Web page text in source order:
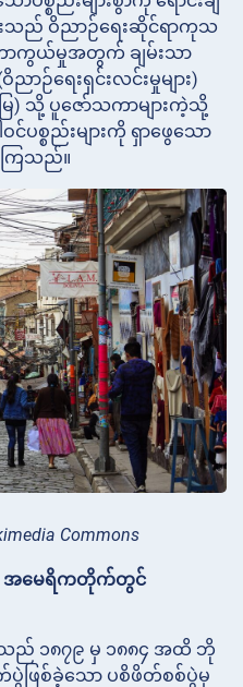
းသည် ဝိညာဉ်ရေးဆိုင်ရာကုသ
ာကွယ်မှုအတွက် ချမ်းသာ
ညာဉ်ရေးရှင်းလင်းမှုများ)
ေ) သို့ ပူဇော်သကာများကဲ့သို့
ပစ္စည်းများကို ရှာဖွေသော
ကြသည်။
Commons
အမေရိကတိုက်တွင်
ည် ၁၈၇၉ မှ ၁၈၈၄ အထိ ဘို
ပွဲဖြစ်ခဲ့သော ပစိဖိတ်စစ်ပွဲမှ